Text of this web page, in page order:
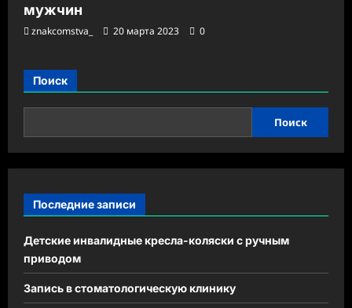
мужчин
znakcomstva_ 20 марта 2023 0
Поиск
Поиск
Последние записи
Детские инвалидные кресла-коляски с ручным
приводом
Запись в стоматологическую клинику